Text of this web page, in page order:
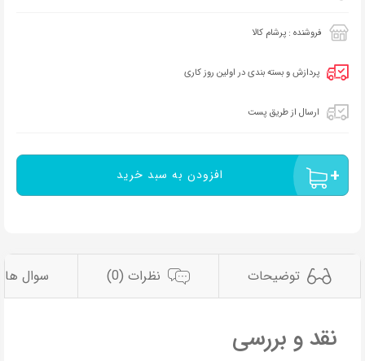
فروشنده : پرشام کالا
پردازش و بسته بندی در اولین روز کاری
ارسال از طریق پست
افزودن به سبد خرید
توضیحات نظرات (0) سوال ها
نقد و بررسی